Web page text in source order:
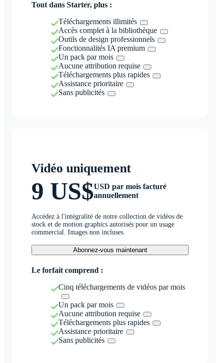
Tout dans Starter, plus :
Téléchargements illimités
Accès complet à la bibliothèque
Outils de design professionnels
Fonctionnalités IA premium
Un pack par mois
Aucune attribution requise
Téléchargements plus rapides
Assistance prioritaire
Sans publicités
Vidéo uniquement
9 US$USD par mois facturé
annuellement
Accédez à l'intégralité de notre collection de vidéos de
stock et de motion graphics autorisés pour un usage
commercial. Images non incluses.
Abonnez-vous maintenant
Le forfait comprend :
Cinq téléchargements de vidéos par mois
Un pack par mois
Aucune attribution requise
Téléchargements plus rapides
Assistance prioritaire
Sans publicités